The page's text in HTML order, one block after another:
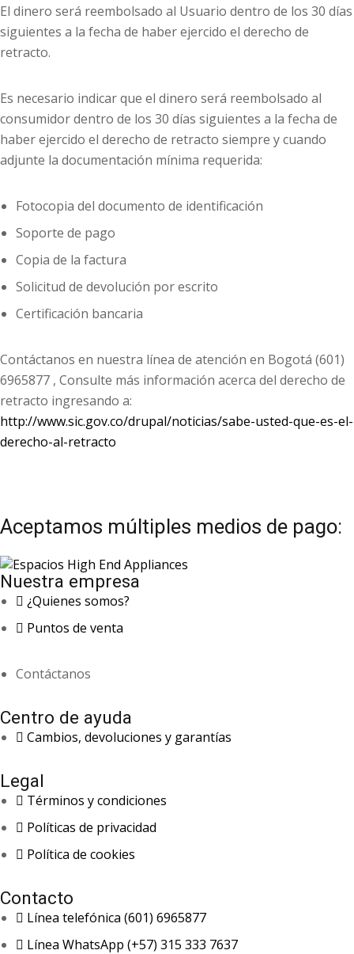
El dinero será reembolsado al Usuario dentro de los 30 días
siguientes a la fecha de haber ejercido el derecho de
retracto.
Es necesario indicar que el dinero será reembolsado al
consumidor dentro de los 30 días siguientes a la fecha de
haber ejercido el derecho de retracto siempre y cuando
adjunte la documentación mínima requerida:
Fotocopia del documento de identificación
Soporte de pago
Copia de la factura
Solicitud de devolución por escrito
Certificación bancaria
Contáctanos en nuestra línea de atención en Bogotá (601)
6965877 , Consulte más información acerca del derecho de
retracto ingresando a:
http://www.sic.gov.co/drupal/noticias/sabe-usted-que-es-el-
derecho-al-retracto
Aceptamos múltiples medios de pago:
Nuestra empresa
¿Quienes somos?
Puntos de venta
Contáctanos
Centro de ayuda
Cambios, devoluciones y garantías
Legal
Términos y condiciones
Políticas de privacidad
Política de cookies
Contacto
Línea telefónica (601) 6965877
Línea WhatsApp (+57) 315 333 7637